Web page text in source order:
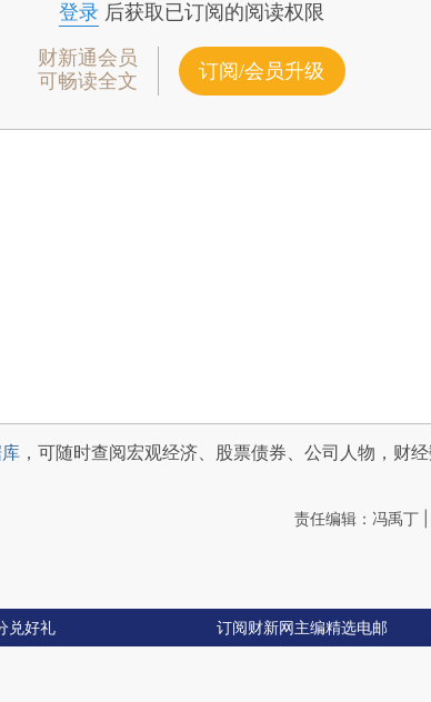
登录后获取已订阅的阅读权限
财新通会员
可畅读全文
订阅/会员升级
，可随时查阅宏观经济、股票债券、公司人物，财经
责任编辑：冯禹丁
兑好礼 订阅财新网主编精选电邮